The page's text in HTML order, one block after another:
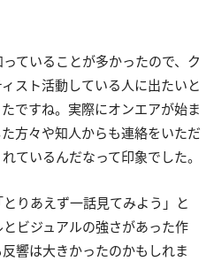
ていることが多かったので、ク
スト活動している人に出たいと
ですね。実際にオンエアが始ま
方々や知人からも連絡をいただ
ているんだなって印象でした。
りあえず一話見てみよう」と
ビジュアルの強さがあった作
響は大きかったのかもしれま